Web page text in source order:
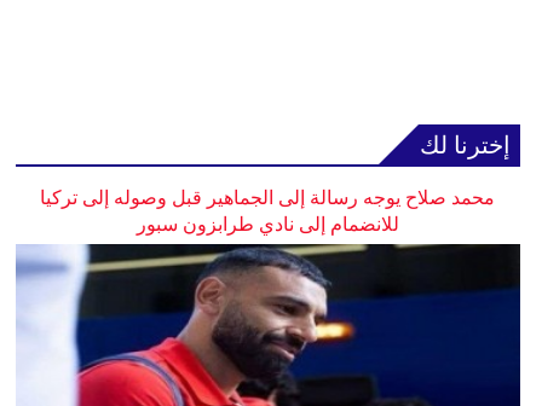
إخترنا لك
محمد صلاح يوجه رسالة إلى الجماهير قبل وصوله إلى تركيا
للانضمام إلى نادي طرابزون سبور